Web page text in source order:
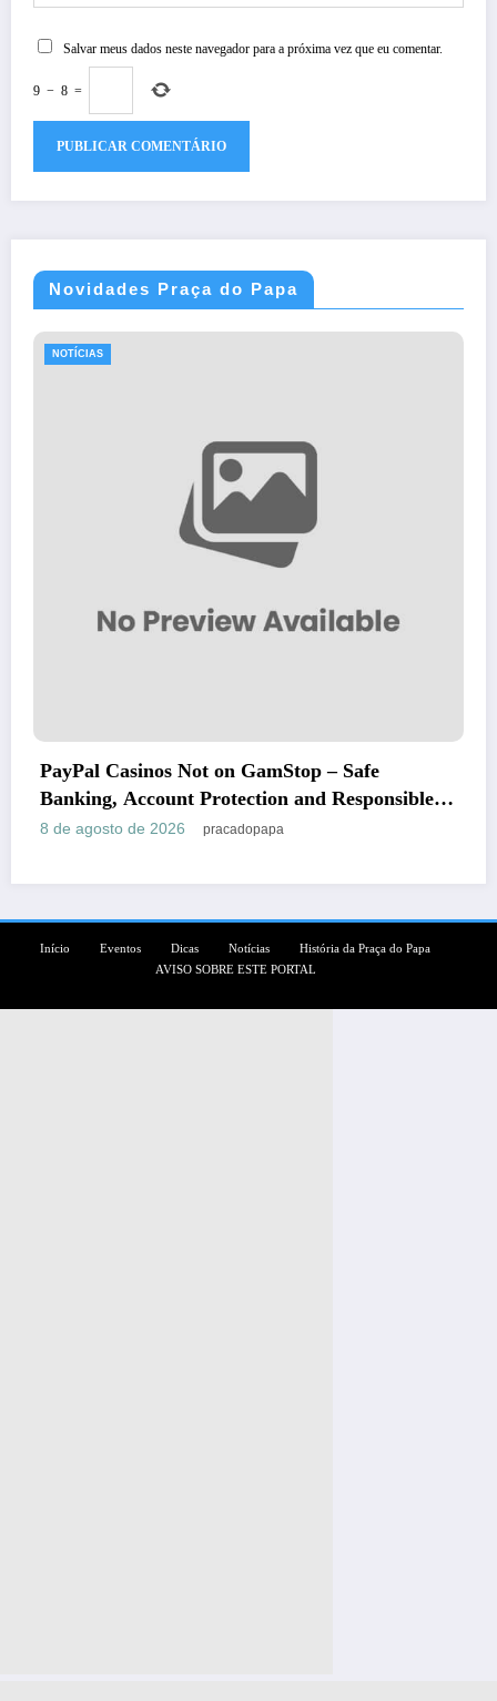
Salvar meus dados neste navegador para a próxima vez que eu comentar.
9 − 8 =
Novidades Praça do Papa
– Safe
and Responsible
Pinco Online Kazino
2026 – Etibarlı Oyun
8 de agosto de 2026
Início Eventos Dicas Notícias
História da Praça do Papa
AVISO SOBRE ESTE PORTAL